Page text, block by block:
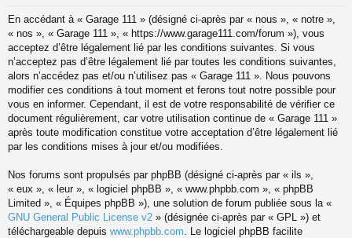
En accédant à « Garage 111 » (désigné ci-après par « nous », « notre »,
« nos », « Garage 111 », « https://www.garage111.com/forum »), vous
acceptez d’être légalement lié par les conditions suivantes. Si vous
n’acceptez pas d’être légalement lié par toutes les conditions suivantes,
alors n’accédez pas et/ou n’utilisez pas « Garage 111 ». Nous pouvons
modifier ces conditions à tout moment et ferons tout notre possible pour
vous en informer. Cependant, il est de votre responsabilité de vérifier ce
document régulièrement, car votre utilisation continue de « Garage 111 »
après toute modification constitue votre acceptation d’être légalement lié
par les conditions mises à jour et/ou modifiées.
Nos forums sont propulsés par phpBB (désigné ci-après par « ils »,
« eux », « leur », « logiciel phpBB », « www.phpbb.com », « phpBB
Limited », « Équipes phpBB »), une solution de forum publiée sous la «
GNU General Public License v2 » (désignée ci-après par « GPL ») et
téléchargeable depuis www.phpbb.com . Le logiciel phpBB facilite